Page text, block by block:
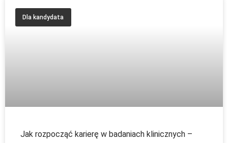
Dla kandydata
Jak rozpocząć karierę w badaniach klinicznych –